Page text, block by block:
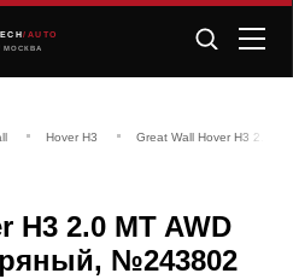
/AUTO
МОСКВА
Hover H3 Great Wall Hover H3 2.0
H3 2.0 MT AWD
№243802